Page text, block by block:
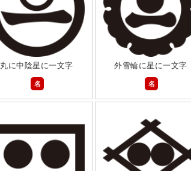
丸に中陰星に一文字
名
外雪輪に星に一文字
名